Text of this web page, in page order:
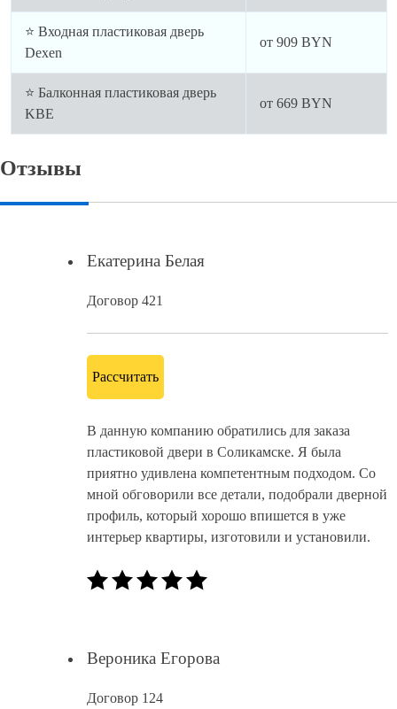
⭐ Входная пластиковая дверь
Dexen
от 909 BYN
⭐ Балконная пластиковая дверь
KBE
от 669 BYN
Отзывы
Екатерина Белая
Договор 421
Рассчитать
В данную компанию обратились для заказа
пластиковой двери в Соликамске. Я была
приятно удивлена компетентным подходом. Со
мной обговорили все детали, подобрали дверной
профиль, который хорошо впишется в уже
интерьер квартиры, изготовили и установили.
Вероника Егорова
Договор 124